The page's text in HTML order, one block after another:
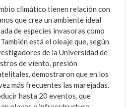
climático tienen relación con
que crea un ambiente ideal
de especies invasoras como
está el oleaje que, según
de la Universidad de
de viento, presión
demostraron que en los
más frecuentes las marejadas.
hasta 20 eventos, que